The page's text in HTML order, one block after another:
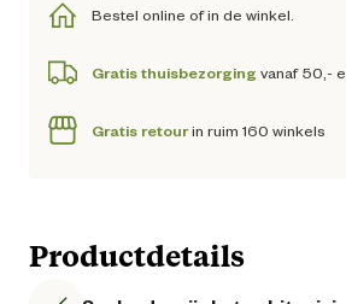
Bestel online of in de winkel.
Gratis thuisbezorging vanaf 50,-
Gratis retourin ruim 160 winkels
Productdetails